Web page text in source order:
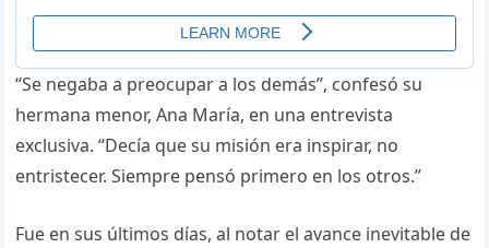
“Se negaba a preocupar a los demás”, confesó su
hermana menor, Ana María, en una entrevista
exclusiva. “Decía que su misión era inspirar, no
entristecer. Siempre pensó primero en los otros.”
Fue en sus últimos días, al notar el avance inevitable de